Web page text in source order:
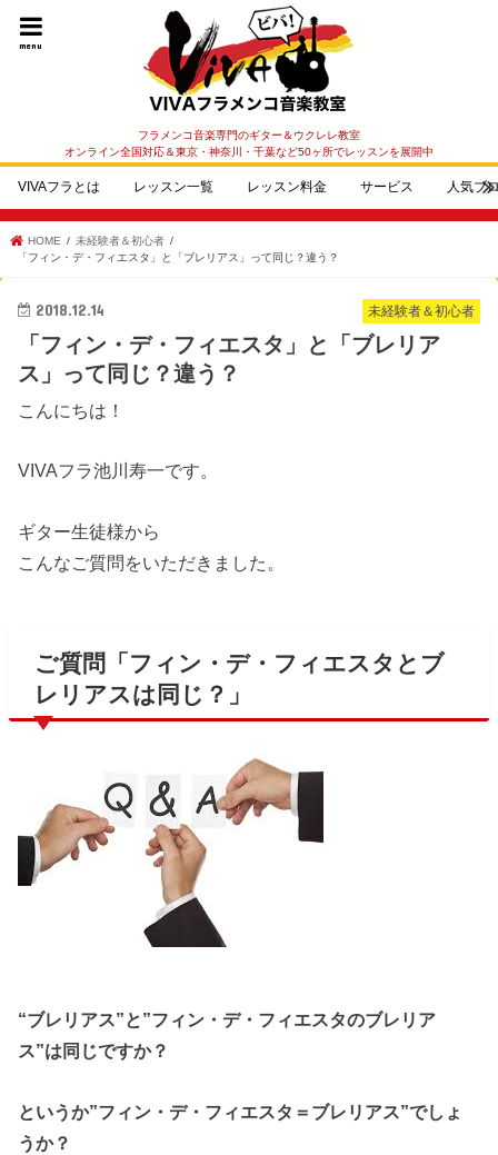
フラメンコ音楽専門のギター＆ウクレレ教室
オンライン全国対応＆東京・神奈川・千葉など50ヶ所でレッスンを展開中
menu
VIVAフラとは レッスン一覧 レッスン料金 サービス 人気ブ
HOME
未経験者＆初心者
「フィン・デ・フィエスタ」と「ブレリアス」って同じ？違う？
未経験者＆初心者
2018.12.14
「フィン・デ・フィエスタ」と「ブレリア
ス」って同じ？違う？
こんにちは！
VIVAフラ池川寿一です。
ギター生徒様から
こんなご質問をいただきました。
ご質問「フィン・デ・フィエスタとブ
レリアスは同じ？」
“ブレリアス”と”フィン・デ・フィエスタのブレリア
ス”は同じですか？
というか”フィン・デ・フィエスタ＝ブレリアス”でしょ
うか？